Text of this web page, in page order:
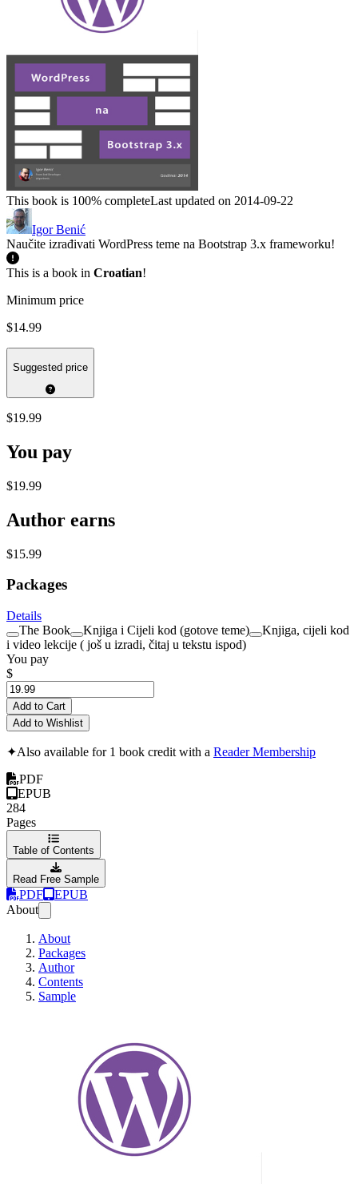
This book is 100% completeLast updated on 2014-09-22
Igor Benić
Naučite izrađivati WordPress teme na Bootstrap 3.x frameworku!
This is a book in Croatian!
Minimum price
$14.99
Suggested price
$19.99
You pay
$19.99
Author earns
$15.99
Packages
Details
The Book
Knjiga i Cijeli kod (gotove teme)
Knjiga, cijeli kod
i video lekcije ( još u izradi, čitaj u tekstu ispod)
You pay
$
Add to Cart
Add to Wishlist
✦Also available for 1 book credit with a Reader Membership
PDF
EPUB
284
Pages
Table of Contents
Read Free Sample
PDF
EPUB
About
About
Packages
Author
Contents
Sample